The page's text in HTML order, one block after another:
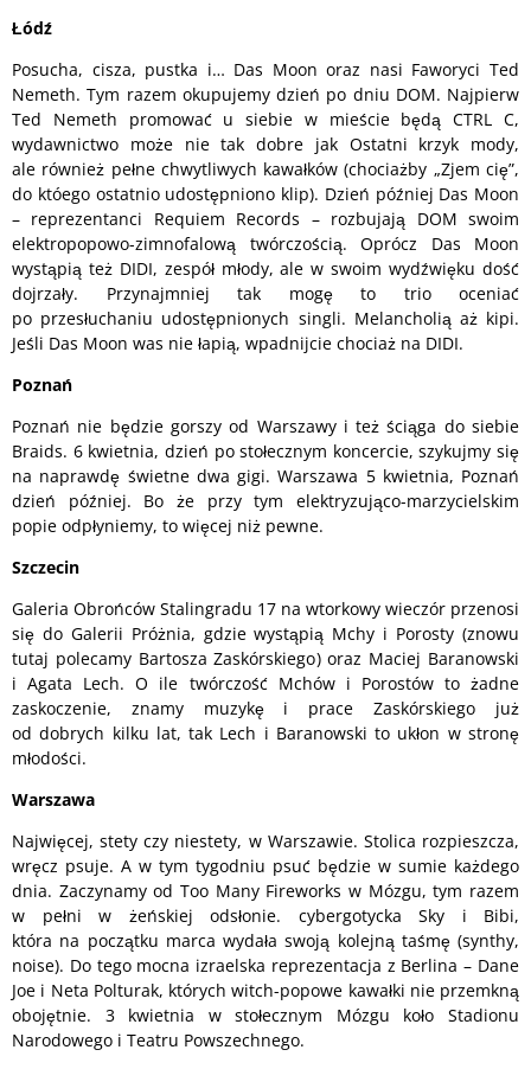
Łódź
Posucha, cisza, pustka i… Das Moon oraz nasi Faworyci Ted
Nemeth. Tym razem okupujemy dzień po dniu DOM. Najpierw
Ted Nemeth promować u siebie w mieście będą CTRL C,
wydawnictwo może nie tak dobre jak Ostatni krzyk mody,
ale również pełne chwytliwych kawałków (chociażby „Zjem cię”,
do któego ostatnio udostępniono klip). Dzień później Das Moon
– reprezentanci Requiem Records – rozbujają DOM swoim
elektropopowo-zimnofalową twórczością. Oprócz Das Moon
wystąpią też DIDI, zespół młody, ale w swoim wydźwięku dość
dojrzały. Przynajmniej tak mogę to trio oceniać
po przesłuchaniu udostępnionych singli. Melancholią aż kipi.
Jeśli Das Moon was nie łapią, wpadnijcie chociaż na DIDI.
Poznań
Poznań nie będzie gorszy od Warszawy i też ściąga do siebie
Braids. 6 kwietnia, dzień po stołecznym koncercie, szykujmy się
na naprawdę świetne dwa gigi. Warszawa 5 kwietnia, Poznań
dzień później. Bo że przy tym elektryzująco-marzycielskim
popie odpłyniemy, to więcej niż pewne.
Szczecin
Galeria Obrońców Stalingradu 17 na wtorkowy wieczór przenosi
się do Galerii Próżnia, gdzie wystąpią Mchy i Porosty (znowu
tutaj polecamy Bartosza Zaskórskiego) oraz Maciej Baranowski
i Agata Lech. O ile twórczość Mchów i Porostów to żadne
zaskoczenie, znamy muzykę i prace Zaskórskiego już
od dobrych kilku lat, tak Lech i Baranowski to ukłon w stronę
młodości.
Warszawa
Najwięcej, stety czy niestety, w Warszawie. Stolica rozpieszcza,
wręcz psuje. A w tym tygodniu psuć będzie w sumie każdego
dnia. Zaczynamy od Too Many Fireworks w Mózgu, tym razem
w pełni w żeńskiej odsłonie. cybergotycka Sky i Bibi,
która na początku marca wydała swoją kolejną taśmę (synthy,
noise). Do tego mocna izraelska reprezentacja z Berlina – Dane
Joe i Neta Polturak, których witch-popowe kawałki nie przemkną
obojętnie. 3 kwietnia w stołecznym Mózgu koło Stadionu
Narodowego i Teatru Powszechnego.